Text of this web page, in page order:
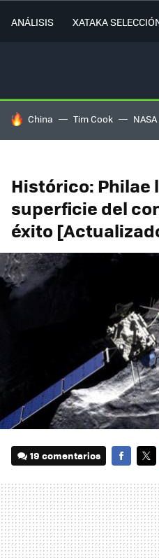
ANÁLISIS XATAKA
HOY SE HABLA DE
China Tim Cook NASA
Histórico: Philae
superficie del
éxito
19 comentarios